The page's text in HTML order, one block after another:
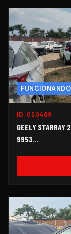
FUNCIONANDO
ID: 050488
GEELY
9953...